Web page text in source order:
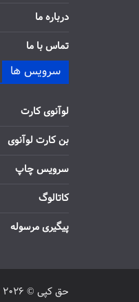
درباره ما
تماس با ما
سرویس ها
لوآنوی کارت
بن کارت لوآنوی
سرویس چاپ
کاتالوگ
پیگیری مرسوله
حق کپی © 2026